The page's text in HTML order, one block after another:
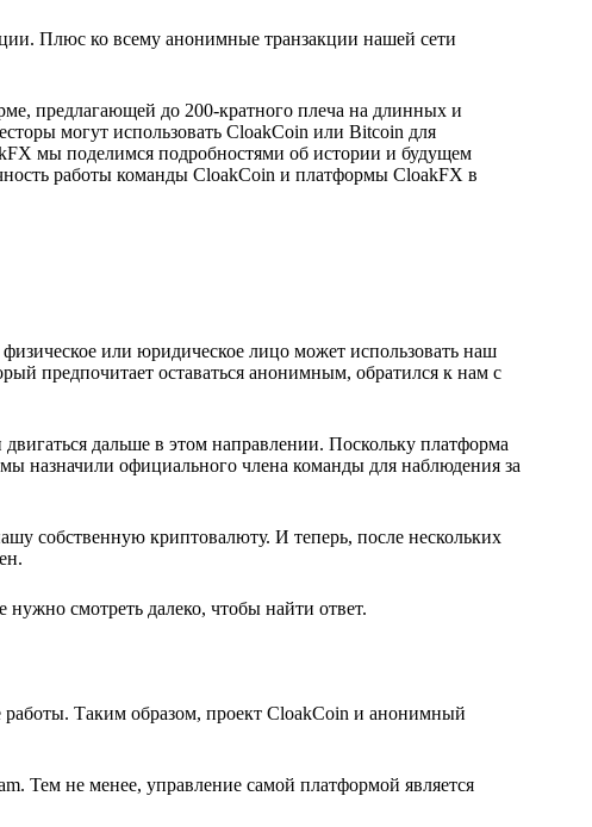
Плюс ко всему анонимные транзакции нашей сети
предлагающей до 200-кратного плеча на длинных и
могут использовать CloakCoin или Bitcoin для
мы поделимся подробностями об истории и будущем
работы команды CloakCoin и платформы CloakFX в
или юридическое лицо может использовать наш
предпочитает оставаться анонимным, обратился к нам с
дальше в этом направлении. Поскольку платформа
назначили официального члена команды для наблюдения за
собственную криптовалюту. И теперь, после нескольких
смотреть далеко, чтобы найти ответ.
Таким образом, проект CloakCoin и анонимный
Тем не менее, управление самой платформой является